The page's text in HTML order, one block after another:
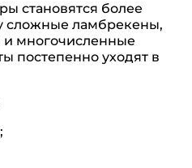
становятся более
сложные ламбрекены,
и многочисленные
постепенно уходят в